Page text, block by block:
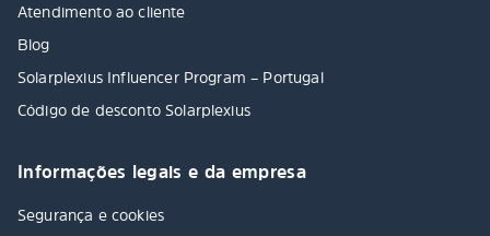
Atendimento ao cliente
Blog
Solarplexius Influencer Program – Portugal
Código de desconto Solarplexius
Informações legais e da empresa
Segurança e cookies